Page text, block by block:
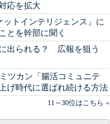
応を拡大
ットインテリジェンス」に
とを幹部に聞く
出られる？ 広報を狙う
ツカン「腸活コミュニテ
げ時代に選ばれ続ける方法
11～30位はこちら »